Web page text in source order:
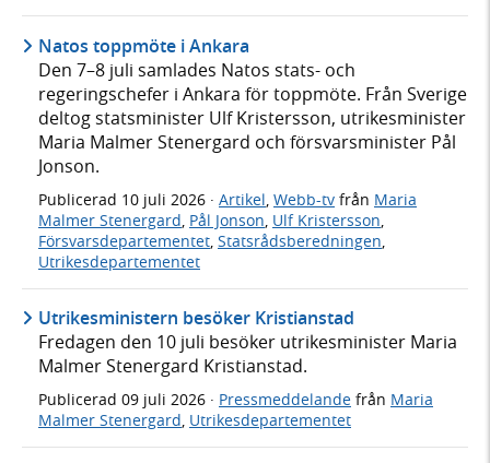
Natos toppmöte i Ankara
Den 7–8 juli samlades Natos stats- och
regeringschefer i Ankara för toppmöte. Från Sverige
deltog statsminister Ulf Kristersson, utrikesminister
Maria Malmer Stenergard och försvarsminister Pål
Jonson.
Publicerad 10 juli 2026 · Artikel Webb-tv från Maria
Malmer Stenergard Pål Jonson Ulf Kristersson
Försvarsdepartementet Statsrådsberedningen
Utrikesdepartementet
Utrikesministern besöker Kristianstad
Fredagen den 10 juli besöker utrikesminister Maria
Malmer Stenergard Kristianstad.
Publicerad 09 juli 2026 · Pressmeddelande från Maria
Malmer Stenergard, Utrikesdepartementet